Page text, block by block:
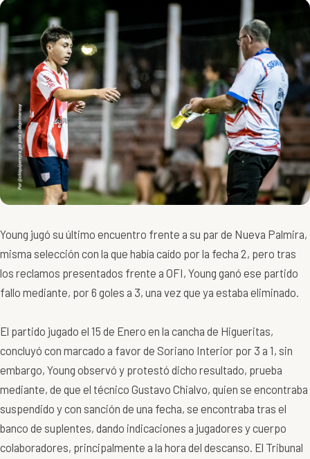
Young jugó su último encuentro frente a su par de Nueva Palmira,
misma selección con la que había caído por la fecha 2, pero tras
los reclamos presentados frente a OFI, Young ganó ese partido
fallo mediante, por 6 goles a 3, una vez que ya estaba eliminado.
El partido jugado el 15 de Enero en la cancha de Higueritas,
concluyó con marcado a favor de Soriano Interior por 3 a 1, sin
embargo, Young observó y protestó dicho resultado, prueba
mediante, de que el técnico Gustavo Chialvo, quien se encontraba
suspendido y con sanción de una fecha, se encontraba tras el
banco de suplentes, dando indicaciones a jugadores y cuerpo
colaboradores, principalmente a la hora del descanso. El Tribunal